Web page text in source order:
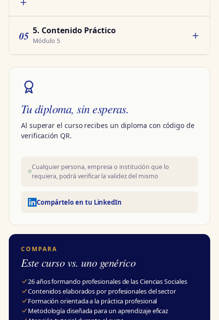
05 5. Contenido Práctico
Módulo 5
Tu diploma, sin esperas.
Al superar el curso recibes un diploma con código de
verificación QR.
Cualquier persona, empresa o institución que lo
requiera, podrá verificar la validez del mismo
Compártelo en tu LinkedIn
COMPARA
Este curso vs. uno genérico
26 años formando profesionales de las Ciencias Sociales
Contenidos elaborados por profesionales del sector
Formación orientada a la práctica profesional
Metodología diseñada para un aprendizaje eficaz